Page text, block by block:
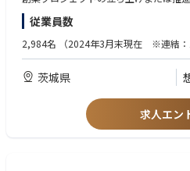
プロジェクトチームのリーダー経験
英語による研究ディスカッションおよ
企業にて1年以上の組織マネジメント経
【歓迎（WANT）】
Protein Degrader、Molecular Glue、
オープンイノベーションまたは技術導入
外部研究機関、アカデミア、企業との
従業員数
2,984名 （2024年3月末現在 ※連結：
茨城県
求人エン